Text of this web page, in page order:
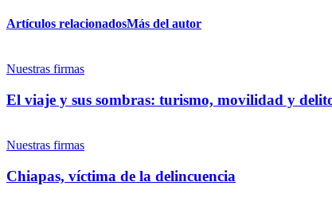
Artículos relacionadosMás del autor
Nuestras firmas
El viaje y sus sombras: turismo, movilidad y
Nuestras firmas
Chiapas, víctima de la delincuencia